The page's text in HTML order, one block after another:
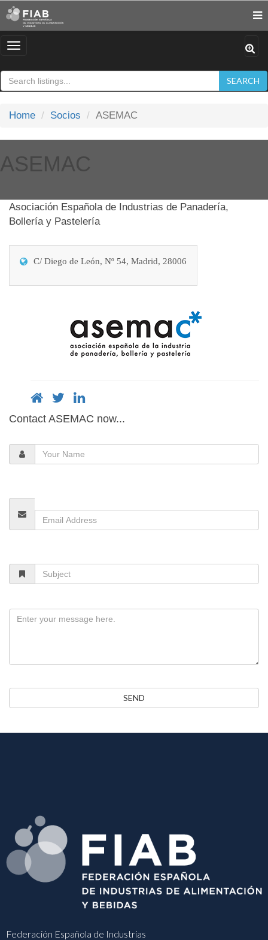
Toggle
SEARCH
Home Socios ASEMAC
ASEMAC
Asociación Española de Industrias de Panadería,
Bollería y Pastelería
C/ Diego de León, Nº 54, Madrid, 28006
Contact ASEMAC now...
Name
Address
Message
SEND
Federación Española de Industrias